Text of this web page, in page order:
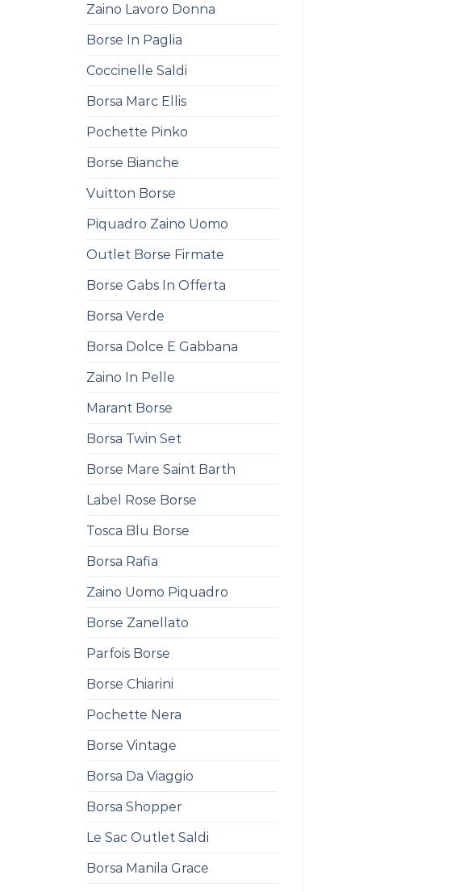
Zaino Lavoro Donna
Borse In Paglia
Coccinelle Saldi
Borsa Marc Ellis
Pochette Pinko
Borse Bianche
Vuitton Borse
Piquadro Zaino Uomo
Outlet Borse Firmate
Borse Gabs In Offerta
Borsa Verde
Borsa Dolce E Gabbana
Zaino In Pelle
Marant Borse
Borsa Twin Set
Borse Mare Saint Barth
Label Rose Borse
Tosca Blu Borse
Borsa Rafia
Zaino Uomo Piquadro
Borse Zanellato
Parfois Borse
Borse Chiarini
Pochette Nera
Borse Vintage
Borsa Da Viaggio
Borsa Shopper
Le Sac Outlet Saldi
Borsa Manila Grace